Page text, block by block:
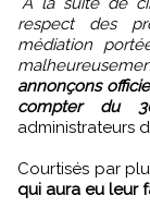
respect des
médiation
annonçons
compter du
administrateurs
Courtisés par
qui aura eu leur